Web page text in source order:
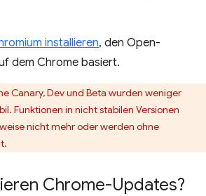
installieren, den Open-
dem Chrome basiert.
Canary, Dev und Beta wurden weniger
Funktionen in nicht stabilen Versionen
nicht mehr oder werden ohne
Chrome-Updates?